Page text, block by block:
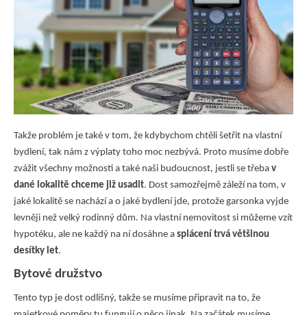
Takže problém je také v tom, že kdybychom chtěli šetřit na vlastní
bydlení, tak nám z výplaty toho moc nezbývá. Proto musíme dobře
zvážit všechny možnosti a také naši budoucnost, jestli se třeba v
dané lokalitě chceme již usadit. Dost samozřejmě záleží na tom, v
jaké lokalitě se nachází a o jaké bydlení jde, protože garsonka vyjde
levněji než velký rodinný dům. Na vlastní nemovitost si můžeme vzít
hypotéku, ale ne každý na ní dosáhne a splácení trvá většinou
desítky let.
Bytové družstvo
Tento typ je dost odlišný, takže se musíme připravit na to, že